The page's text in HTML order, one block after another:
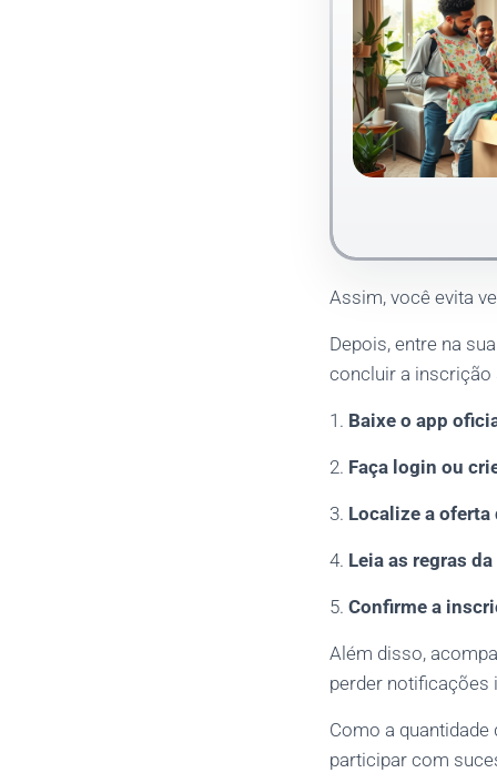
Assim, você evita
Depois, entre na
concluir a inscrição
1. Baixe o app
2. Faça login ou
3. Localize a
4. Leia as regras
5. Confirme a
Além disso,
perder notificações
Como a
participar com